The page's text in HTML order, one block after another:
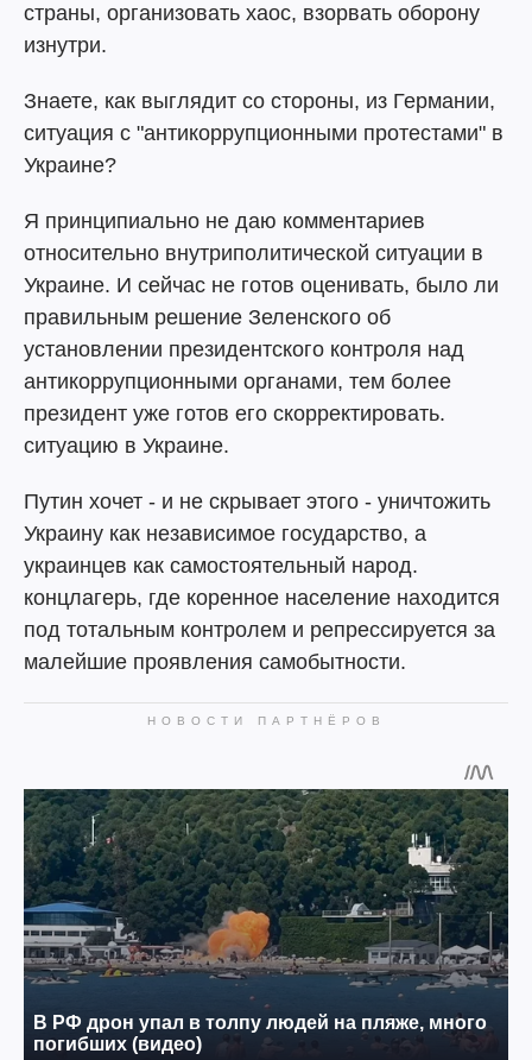
страны, организовать хаос, взорвать оборону
изнутри.
Знаете, как выглядит со стороны, из Германии,
ситуация с "антикоррупционными протестами" в
Украине?
Я принципиально не даю комментариев
относительно внутриполитической ситуации в
Украине. И сейчас не готов оценивать, было ли
правильным решение Зеленского об
установлении президентского контроля над
антикоррупционными органами, тем более
президент уже готов его скорректировать.
ситуацию в Украине.
Путин хочет - и не скрывает этого - уничтожить
Украину как независимое государство, а
украинцев как самостоятельный народ.
концлагерь, где коренное население находится
под тотальным контролем и репрессируется за
малейшие проявления самобытности.